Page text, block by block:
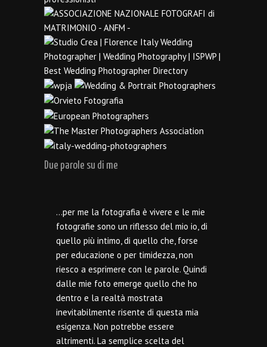
Due parole su di me
…per me la fotografia è vivere e le mie
fotografie sono un riflesso del mio io, di
quello più intimo, di quello che, forse
per educazione o per timidezza, non
riesco a esprimere con le parole. Quindi
dalle mie foto emerge quello che ho
dentro e la realtà mostrata
inevitabilmente risente di questa mia
esigenza. Non potrebbe essere
altrimenti. La semplice scelta del